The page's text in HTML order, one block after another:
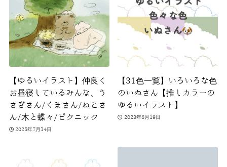
【ゆるいイラスト】仲良く
お昼寝しているみんな、う
さぎさん/くまさん/ねこさ
ん/木と蝶々/ピクニック
2025年7月14日
【31色一覧】いろいろな色
のいぬさん【推しカラーの
ゆるいイラスト】
2023年8月19日